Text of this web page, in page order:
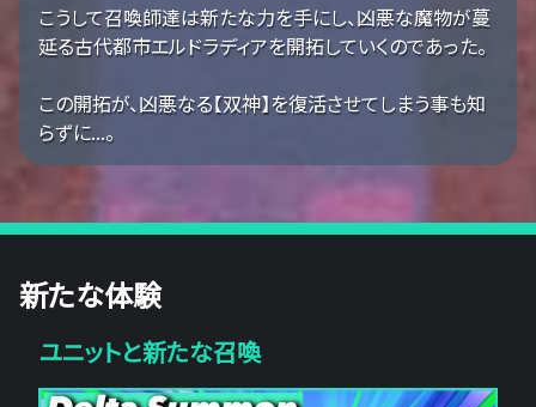
こうして召喚師達は新たな力を手にし、凶悪な魔物が蔓
延る古代都市エルドラディアを開拓していくのであった。
この開拓が、凶悪なる【双神】を復活させてしまう事も知
らずに...。
新たな体験
ユニットと新たな召喚